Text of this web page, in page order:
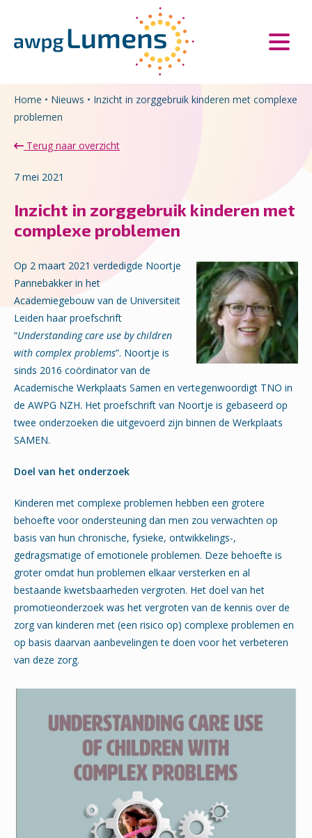
Home • Nieuws • Inzicht in zorggebruik kinderen met complexe
problemen
Terug naar overzicht
7 mei 2021
Inzicht in zorggebruik kinderen met
complexe problemen
Op 2 maart 2021 verdedigde Noortje
Pannebakker in het
Academiegebouw van de Universiteit
Leiden haar proefschrift
“Understanding care use by children
with complex problems”. Noortje is
sinds 2016 coördinator van de
Academische Werkplaats Samen en vertegenwoordigt TNO in
de AWPG NZH. Het proefschrift van Noortje is gebaseerd op
twee onderzoeken die uitgevoerd zijn binnen de Werkplaats
SAMEN.
Doel van het onderzoek
Kinderen met complexe problemen hebben een grotere
behoefte voor ondersteuning dan men zou verwachten op
basis van hun chronische, fysieke, ontwikkelings-,
gedragsmatige of emotionele problemen. Deze behoefte is
groter omdat hun problemen elkaar versterken en al
bestaande kwetsbaarheden vergroten. Het doel van het
promotieonderzoek was het vergroten van de kennis over de
zorg van kinderen met (een risico op) complexe problemen en
op basis daarvan aanbevelingen te doen voor het verbeteren
van deze zorg.